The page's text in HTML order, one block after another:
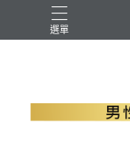
選單
B群+馬卡 EPA魚油